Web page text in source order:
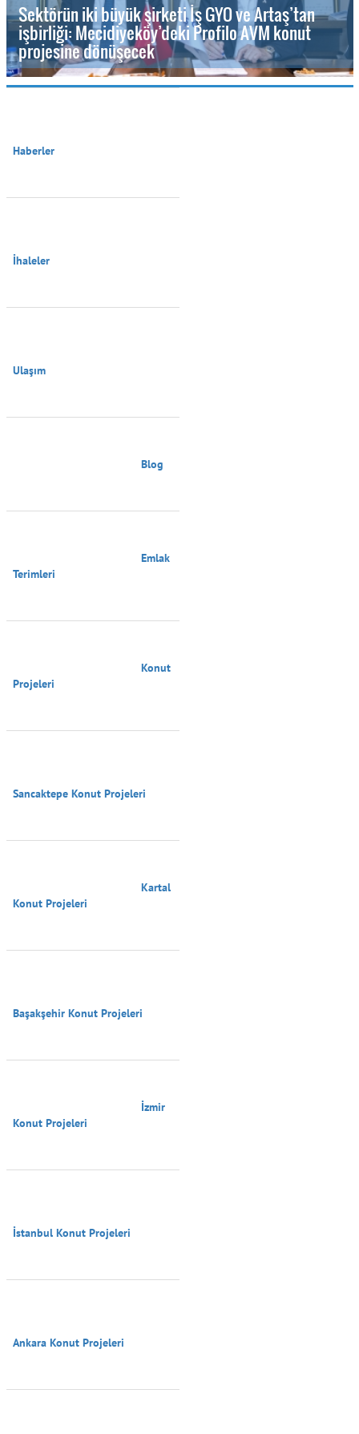
Sektörün iki büyük şirketi İş GYO ve Artaş’tan
işbirliği: Mecidiyeköy’deki Profilo AVM konut
projesine dönüşecek
Haberler
İhaleler
Ulaşım
Terimleri
Projeleri
Sancaktepe Konut Projeleri
Konut Projeleri
Başakşehir Konut Projeleri
Konut Projeleri
İstanbul Konut Projeleri
Ankara Konut Projeleri